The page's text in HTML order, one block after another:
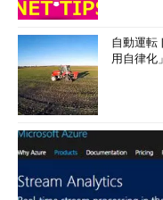
図3 データの種類の
図で確認してみると、扱
尺度、間隔尺度、順序尺
目瞭然です。
自動運転
用自律化